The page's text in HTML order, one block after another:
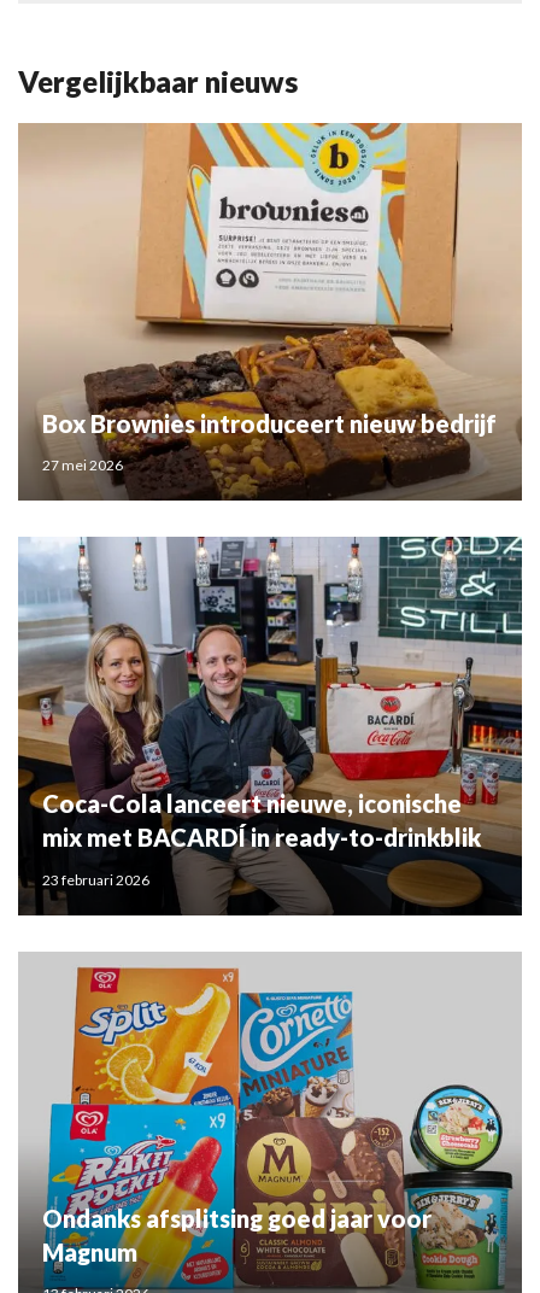
Vergelijkbaar nieuws
Box Brownies introduceert nieuw bedrijf
27 mei 2026
Coca-Cola lanceert nieuwe, iconische
mix met BACARDÍ in ready-to-drinkblik
23 februari 2026
Ondanks afsplitsing goed jaar voor
Magnum